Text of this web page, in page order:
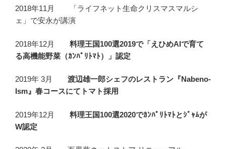
2018年11月 「ライフネット生命クリスマスマルシ
ェ」で安永が講演
2018年12月 料理王国100選2019で「えひめAIで育て
る高機能野菜（ｶﾝﾊﾟﾘﾄﾏﾄ）」認定
2019年 3月 渡辺雄一郎シェフのレストラン『Nabeno-
Ism』春コースにてトマト採用
2019年12月 料理王国100選2020でｶﾝﾊﾟﾘﾄﾏﾄとｼﾞｬﾑが
W認定